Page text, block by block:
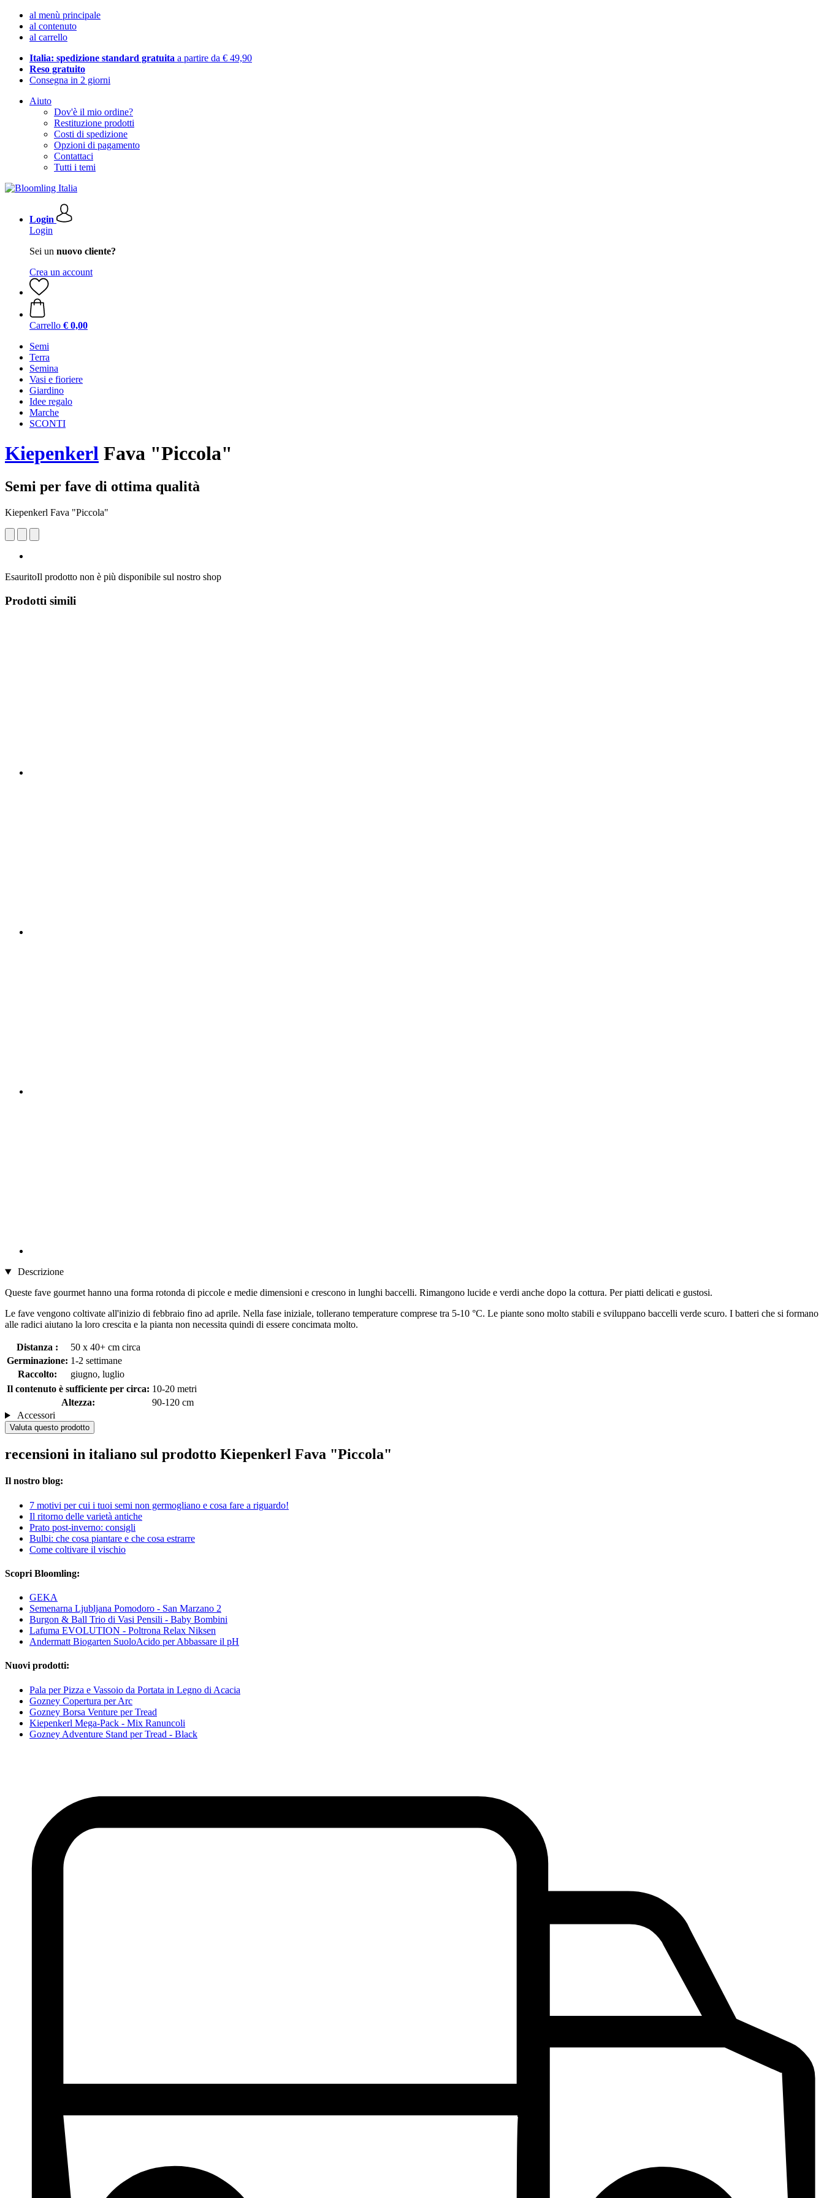
al menù principale
al contenuto
al carrello
Italia: spedizione standard gratuita a partire da € 49,90
Reso gratuito
Consegna in 2 giorni
Aiuto
Dov'è il mio ordine?
Restituzione prodotti
Costi di spedizione
Opzioni di pagamento
Contattaci
Tutti i temi
Login
Login
Sei un nuovo cliente?
Crea un account
Carrello € 0,00
Semi
Terra
Semina
Vasi e fioriere
Giardino
Idee regalo
Marche
SCONTI
Kiepenkerl Fava "Piccola"
Semi per fave di ottima qualità
Kiepenkerl Fava "Piccola"
EsauritoIl prodotto non è più disponibile sul nostro shop
Prodotti simili
Descrizione
Queste fave gourmet hanno una forma rotonda di piccole e medie dimensioni e crescono in lunghi baccelli. Rimangono lucide e verdi anche dopo la cottura. Per piatti delicati e gustosi.
Le fave vengono coltivate all'inizio di febbraio fino ad aprile. Nella fase iniziale, tollerano temperature comprese tra 5-10 °C. Le piante sono molto stabili e sviluppano baccelli verde scuro. I batteri che si formano
alle radici aiutano la loro crescita e la pianta non necessita quindi di essere concimata molto.
Distanza :
50 x 40+ cm circa
Germinazione: 1-2 settimane
Raccolto:
giugno, luglio
Il contenuto è sufficiente per circa: 10-20 metri
Altezza:
90-120 cm
Accessori
Valuta questo prodotto
recensioni in italiano sul prodotto Kiepenkerl Fava "Piccola"
Il nostro blog:
7 motivi per cui i tuoi semi non germogliano e cosa fare a riguardo!
Il ritorno delle varietà antiche
Prato post-inverno: consigli
Bulbi: che cosa piantare e che cosa estrarre
Come coltivare il vischio
Scopri Bloomling:
GEKA
Semenarna Ljubljana Pomodoro - San Marzano 2
Burgon & Ball Trio di Vasi Pensili - Baby Bombini
Lafuma EVOLUTION - Poltrona Relax Niksen
Andermatt Biogarten SuoloAcido per Abbassare il pH
Nuovi prodotti:
Pala per Pizza e Vassoio da Portata in Legno di Acacia
Gozney Copertura per Arc
Gozney Borsa Venture per Tread
Kiepenkerl Mega-Pack - Mix Ranuncoli
Gozney Adventure Stand per Tread - Black